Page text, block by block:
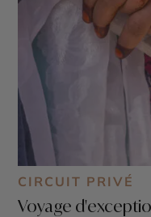
CIRCUIT PRIVÉ
Voyage